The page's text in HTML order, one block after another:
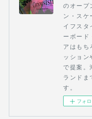
のオープ
ン・スケ
イフスタ
ーボード
アはもち
ッション
で提案。
ランドま
す。
フォ